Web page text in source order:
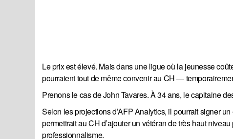
Le prix est élevé. Mais dans une ligue où la jeunesse
pourraient tout de même convenir au CH —
Prenons le cas de John Tavares. À 34 ans, le capitaine
Selon les projections d’AFP Analytics, il pourrait signer
permettrait au CH d’ajouter un vétéran de très haut
professionnalisme.